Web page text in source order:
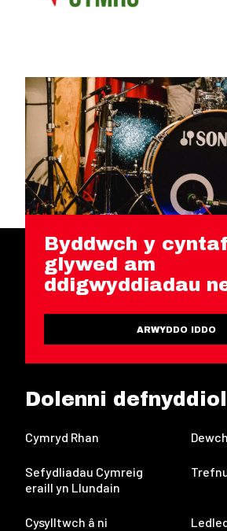
Byddwch y
glywed am
ddigwyddiadau
ARWYDDO IDDO
Dolenni defnyddiol
Cymryd Rhan
Sefydliadau Cymreig
eraill yn Llundain
Cysylltwch â ni